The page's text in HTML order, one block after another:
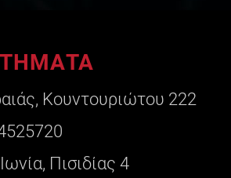
Κουντουριώτου 222
Πισιδίας 4